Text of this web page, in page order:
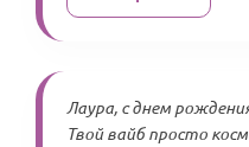
Лаура, с днем
Твой вайб просто